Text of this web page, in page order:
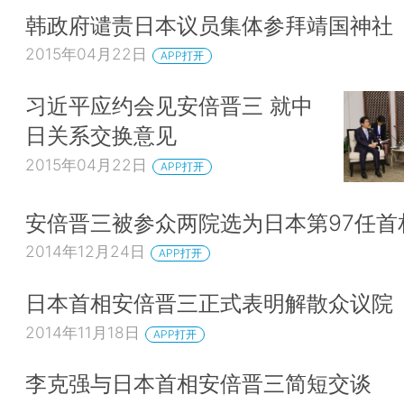
韩政府谴责日本议员集体参拜靖国神社
2015年04月22日 APP打开
习近平应约会见安倍晋三 就中
日关系交换意见
2015年04月22日 APP打开
安倍晋三被参众两院选为日本第97任首
2014年12月24日 APP打开
日本首相安倍晋三正式表明解散众议院
2014年11月18日 APP打开
李克强与日本首相安倍晋三简短交谈